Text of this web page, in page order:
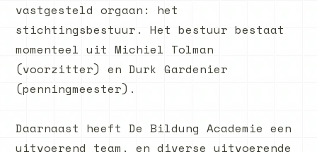
vastgesteld orgaan: het
stichtingsbestuur. Het bestuur bestaat
momenteel uit Michiel Tolman
(voorzitter) en Durk Gardenier
(penningmeester).
Daarnaast heeft De Bildung Academie een
uitvoerend team, en diverse uitvoerende